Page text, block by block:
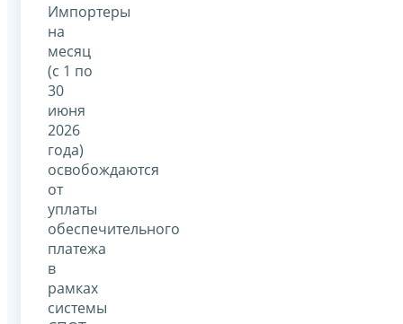
Импортеры
на
месяц
(с 1 по
30
июня
2026
года)
освобождаются
от
уплаты
обеспечительного
платежа
в
рамках
системы